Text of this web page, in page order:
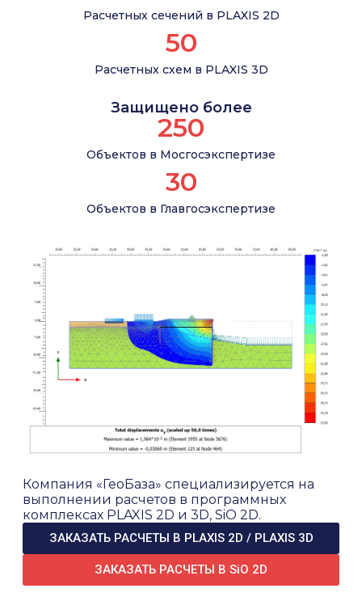
Расчетных сечений в PLAXIS 2D
Расчетных схем в PLAXIS 3D
50
Защищено более
Объектов в Мосгосэкспертизе
250
Объектов в Главгосэкспертизе
30
Компания «ГеоБаза» специализируется на
выполнении расчетов в программных
комплексах PLAXIS 2D и 3D, SiO 2D.
ЗАКАЗАТЬ РАСЧЕТЫ В PLAXIS 2D / PLAXIS 3D
ЗАКАЗАТЬ РАСЧЕТЫ В SiO 2D